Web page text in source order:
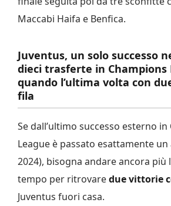
Maccabi Haifa e Benfica.
Juventus, un solo successo
dieci trasferte in Champions
quando l’ultima volta con
fila
Se dall’ultimo successo esterno
League è passato esattamente
2024), bisogna andare ancora più
tempo per ritrovaredue vittorie
Juventus fuori casa.